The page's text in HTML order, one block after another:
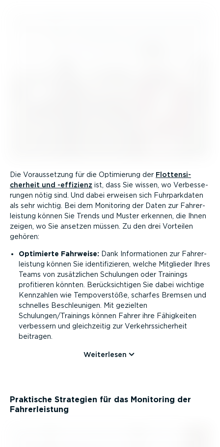
Die Voraus­setzung für die Optimierung der Flotten­si­
cherheit und -effizienz ist, dass Sie wissen, wo Verbes­se­
rungen nötig sind. Und dabei erweisen sich Fuhrpark­daten
als sehr wichtig. Bei dem Monitoring der Daten zur Fahrer­
leistung können Sie Trends und Muster erkennen, die Ihnen
zeigen, wo Sie ansetzen müssen. Zu den drei Vorteilen
gehören:
Optimierte Fahrweise:Dank Infor­ma­tionen zur Fahrer­
leistung können Sie identi­fi­zieren, welche Mitglieder Ihres
Teams von zusätz­lichen Schulungen oder Trainings
profitieren könnten. Berück­sich­tigen Sie dabei wichtige
Kennzahlen wie Tempo­ver­stöße, scharfes Bremsen und
schnelles Beschleu­nigen. Mit gezielten
Schulungen/Trainings können Fahrer ihre Fähigkeiten
verbessern und gleich­zeitig zur Verkehrs­si­cherheit
beitragen.
Weiterlesen
Praktische Strategien für das Monitoring der
Fahrer­leistung